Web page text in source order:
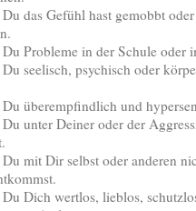
das Gefühl hast gemobbt
Probleme in der Schule oder
seelisch, psychisch oder
überempfindlich und
unter Deiner oder der
mit Dir selbst oder anderen
Dich wertlos, lieblos,